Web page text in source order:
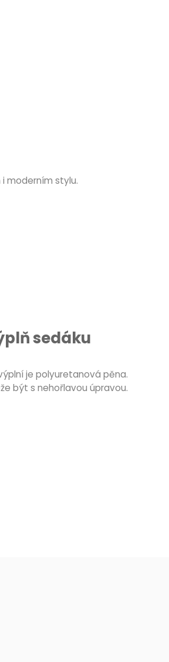
moderním stylu.
sedáku
je polyuretanová pěna.
být s nehořlavou úpravou.